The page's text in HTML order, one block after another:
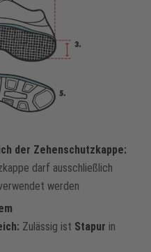
der Zehenschutzkappe:
darf ausschließlich
werden
Zulässig ist Stapur in